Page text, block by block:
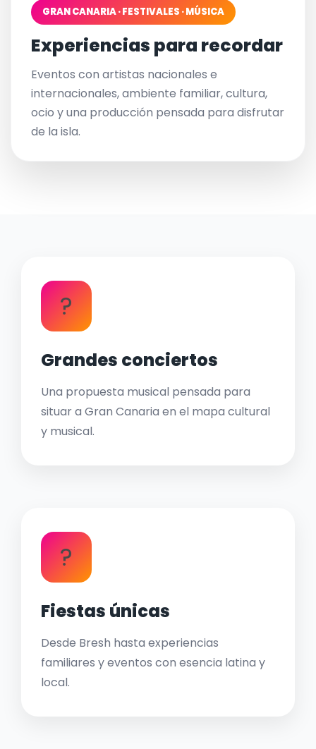
GRAN CANARIA · FESTIVALES · MÚSICA
Experiencias para recordar
Eventos con artistas nacionales e
internacionales, ambiente familiar, cultura,
ocio y una producción pensada para disfrutar
de la isla.
?
Grandes conciertos
Una propuesta musical pensada para
situar a Gran Canaria en el mapa cultural
y musical.
?
Fiestas únicas
Desde Bresh hasta experiencias
familiares y eventos con esencia latina y
local.